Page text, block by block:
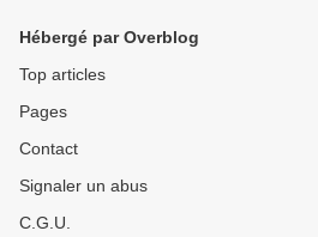
Hébergé par Overblog
Top articles
Pages
Contact
Signaler un abus
C.G.U.